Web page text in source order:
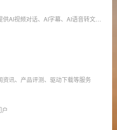
资讯、产品评测、驱动下载等服务